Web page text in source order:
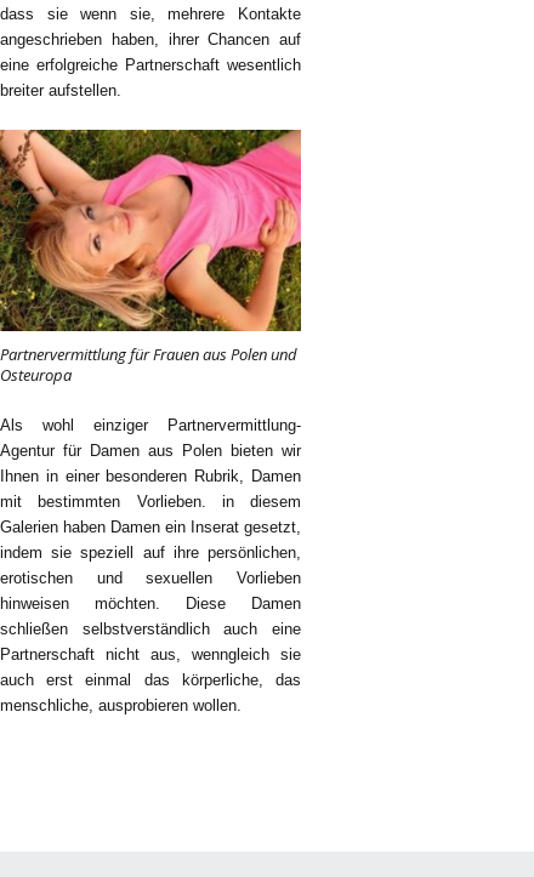
dass sie wenn sie, mehrere Kontakte
angeschrieben haben, ihrer Chancen auf
eine erfolgreiche Partnerschaft wesentlich
breiter aufstellen.
Partnervermittlung für Frauen aus Polen und
Osteuropa
Als wohl einziger Partnervermittlung-
Agentur für Damen aus Polen bieten wir
Ihnen in einer besonderen Rubrik, Damen
mit bestimmten Vorlieben. in diesem
Galerien haben Damen ein Inserat gesetzt,
indem sie speziell auf ihre persönlichen,
erotischen und sexuellen Vorlieben
hinweisen möchten. Diese Damen
schließen selbstverständlich auch eine
Partnerschaft nicht aus, wenngleich sie
auch erst einmal das körperliche, das
menschliche, ausprobieren wollen.